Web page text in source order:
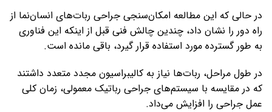
در حالی که این مطالعه امکان‌سنجی جراحی ربات‌های انسان‌نما از
راه دور را نشان داد، چندین چالش فنی قبل از اینکه این فناوری
به طور گسترده مورد استفاده قرار گیرد، باقی مانده است.
در طول مراحل، ربات‌ها نیاز به کالیبراسیون مجدد متعدد داشتند
که در مقایسه با سیستم‌های جراحی رباتیک معمولی، زمان کلی
عمل جراحی را افزایش می‌داد.